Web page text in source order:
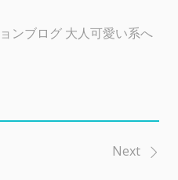
Next